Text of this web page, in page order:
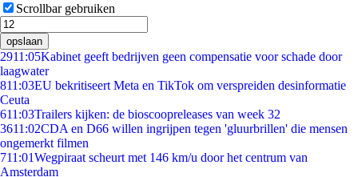
Scrollbar gebruiken
opslaan
2911:05Kabinet geeft bedrijven geen compensatie voor schade door
laagwater
811:03EU bekritiseert Meta en TikTok om verspreiden desinformatie
Ceuta
611:03Trailers kijken: de bioscoopreleases van week 32
3611:02CDA en D66 willen ingrijpen tegen 'gluurbrillen' die mensen
ongemerkt filmen
711:01Wegpiraat scheurt met 146 km/u door het centrum van
Amsterdam